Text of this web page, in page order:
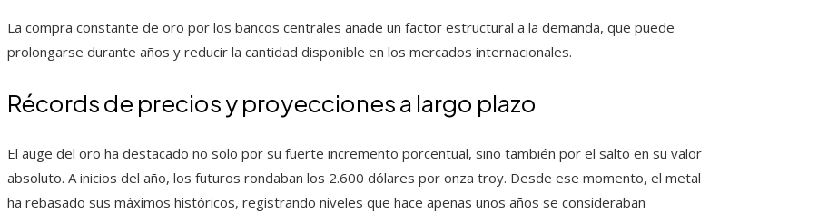
La compra constante de oro por los bancos centrales añade un factor estructural a la demanda, que puede
prolongarse durante años y reducir la cantidad disponible en los mercados internacionales.
Récords de precios y proyecciones a largo plazo
El auge del oro ha destacado no solo por su fuerte incremento porcentual, sino también por el salto en su valor
absoluto. A inicios del año, los futuros rondaban los 2.600 dólares por onza troy. Desde ese momento, el metal
ha rebasado sus máximos históricos, registrando niveles que hace apenas unos años se consideraban